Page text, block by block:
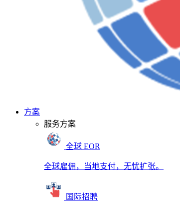
方案
服务方案
全球 EOR
全球雇佣，当地支付，无忧扩张。
国际招聘